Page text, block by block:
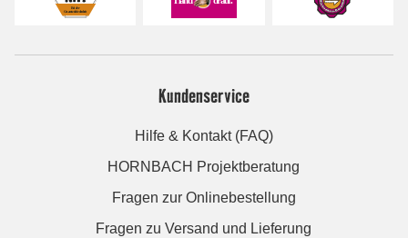
Kundenservice
Hilfe & Kontakt (FAQ)
HORNBACH Projektberatung
Fragen zur Onlinebestellung
Fragen zu Versand und Lieferung